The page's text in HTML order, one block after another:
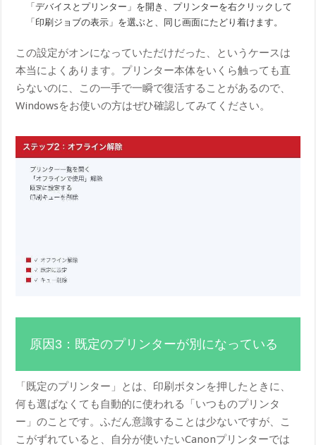
「デバイスとプリンター」を開き、プリンターを右クリックして
「印刷ジョブの表示」を選ぶと、同じ画面にたどり着けます。
この設定がオンになっていただけだった、というケースは
本当によくあります。プリンター本体をいくら触っても直
らないのに、この一手で一瞬で復活することがあるので、
Windowsをお使いの方はぜひ確認してみてください。
原因3：既定のプリンターが別になっている
「既定のプリンター」とは、印刷ボタンを押したときに、
何も選ばなくても自動的に使われる「いつものプリンタ
ー」のことです。ふだん意識することは少ないですが、こ
こがずれていると、自分が使いたいCanonプリンターでは